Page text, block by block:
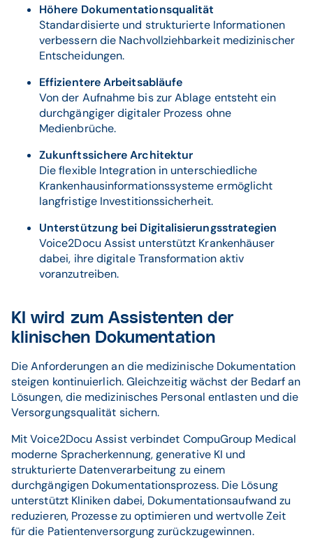
Höhere Dokumentationsqualität
Standardisierte und strukturierte Informationen
verbessern die Nachvollziehbarkeit medizinischer
Entscheidungen.
Effizientere Arbeitsabläufe
Von der Aufnahme bis zur Ablage entsteht ein
durchgängiger digitaler Prozess ohne
Medienbrüche.
Zukunftssichere Architektur
Die flexible Integration in unterschiedliche
Krankenhausinformationssysteme ermöglicht
langfristige Investitionssicherheit.
Unterstützung bei Digitalisierungsstrategien
Voice2Docu Assist unterstützt Krankenhäuser
dabei, ihre digitale Transformation aktiv
voranzutreiben.
KI wird zum Assistenten der
klinischen Dokumentation
Die Anforderungen an die medizinische Dokumentation
steigen kontinuierlich. Gleichzeitig wächst der Bedarf an
Lösungen, die medizinisches Personal entlasten und die
Versorgungsqualität sichern.
Mit Voice2Docu Assist verbindet CompuGroup Medical
moderne Spracherkennung, generative KI und
strukturierte Datenverarbeitung zu einem
durchgängigen Dokumentationsprozess. Die Lösung
unterstützt Kliniken dabei, Dokumentationsaufwand zu
reduzieren, Prozesse zu optimieren und wertvolle Zeit
für die Patientenversorgung zurückzugewinnen.